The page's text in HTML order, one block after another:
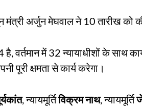
अर्जुन मेघवाल ने 10 तारीख को
वर्तमान में 32 न्यायाधीशों के साथ
पूरी क्षमता से कार्य करेगा।
, न्यायमूर्तिविक्रम नाथ, न्यायमूर्ति